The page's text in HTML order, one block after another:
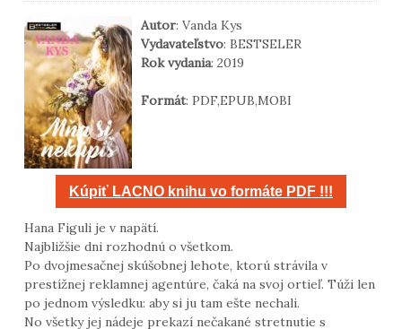
Autor: Vanda Kys
Vydavateľstvo: BESTSELER
Rok vydania: 2019
Formát: PDF,EPUB,MOBI
Kúpiť LACNO knihu vo formáte PDF !!!
Hana Figuli je v napätí.
Najbližšie dni rozhodnú o všetkom.
Po dvojmesačnej skúšobnej lehote, ktorú strávila v
prestížnej reklamnej agentúre, čaká na svoj ortieľ. Túži len
po jednom výsledku: aby si ju tam ešte nechali.
No všetky jej nádeje prekazí nečakané stretnutie s